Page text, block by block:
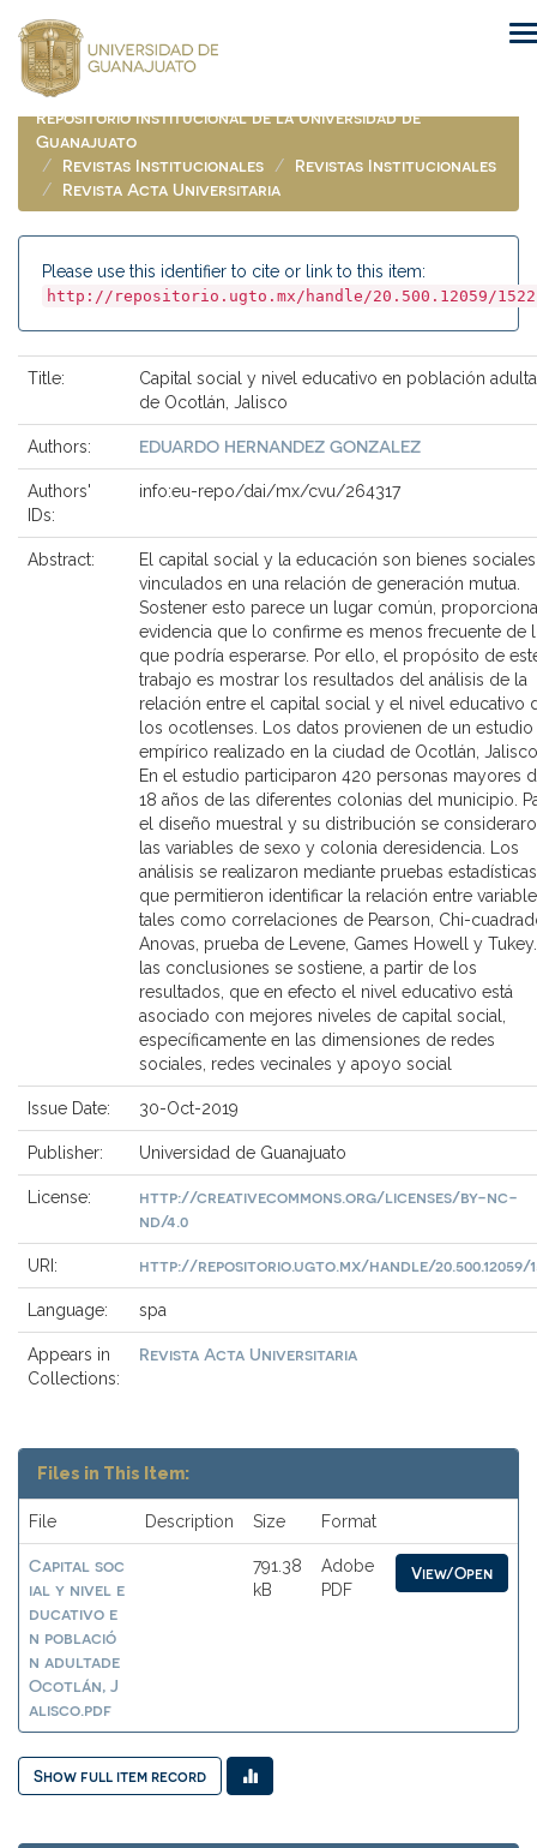
navigation
Repositorio Institucional de la Universidad de
Guanajuato
Revistas Institucionales
Revistas Institucionales
Revista Acta Universitaria
Please use this identifier to cite or link to this item:
http://repositorio.ugto.mx/handle/20.500.12059/1522
Title:
Capital social y nivel educativo en población adulta
de Ocotlán, Jalisco
Authors: EDUARDO HERNANDEZ GONZALEZ
Authors'
IDs:
info:eu-repo/dai/mx/cvu/264317
Abstract:
El capital social y la educación son bienes sociales
vinculados en una relación de generación mutua.
Sostener esto parece un lugar común,
evidencia que lo confirme es menos frecuente de
que podría esperarse. Por ello, el propósito de
trabajo es mostrar los resultados del análisis de la
relación entre el capital social y el nivel educativo
los ocotlenses. Los datos provienen de un estudio
empírico realizado en la ciudad de Ocotlán,
En el estudio participaron 420 personas mayores
18 años de las diferentes colonias del municipio.
el diseño muestral y su distribución se
las variables de sexo y colonia deresidencia. Los
análisis se realizaron mediante pruebas estadísticas
que permitieron identificar la relación entre
tales como correlaciones de Pearson, Chi-
Anovas, prueba de Levene, Games Howell y
las conclusiones se sostiene, a partir de los
resultados, que en efecto el nivel educativo está
asociado con mejores niveles de capital social,
específicamente en las dimensiones de redes
sociales, redes vecinales y apoyo social
Issue Date: 30-Oct-2019
Publisher: Universidad de Guanajuato
License:
http://creativecommons.org/licenses/by-nc-
nd/4.0
URI: http://repositorio.ugto.mx/handle/20.500.12059/
Language: spa
Appears in
Collections:
Revista Acta Universitaria
Files in This Item:
File Description Size Format
Capital soc
ial y nivel e
ducativo e
n població
n adultade
Ocotlán, J
alisco.pdf
791.38
kB
Adobe
PDF
View/Open
Show full item record